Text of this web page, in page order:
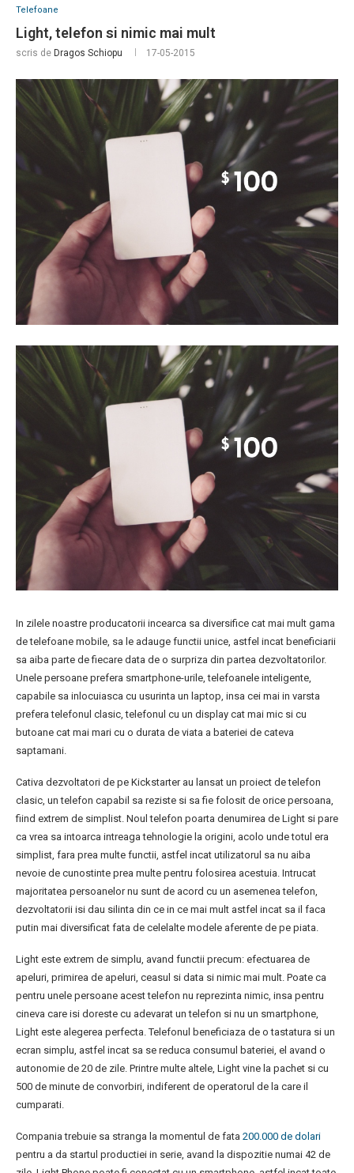
Telefoane
Light, telefon si nimic mai mult
scris de Dragos Schiopu 17-05-2015
In zilele noastre producatorii incearca sa diversifice cat mai mult gama
de telefoane mobile, sa le adauge functii unice, astfel incat beneficiarii
sa aiba parte de fiecare data de o surpriza din partea dezvoltatorilor.
Unele persoane prefera smartphone-urile, telefoanele inteligente,
capabile sa inlocuiasca cu usurinta un laptop, insa cei mai in varsta
prefera telefonul clasic, telefonul cu un display cat mai mic si cu
butoane cat mai mari cu o durata de viata a bateriei de cateva
saptamani.
Cativa dezvoltatori de pe Kickstarter au lansat un proiect de telefon
clasic, un telefon capabil sa reziste si sa fie folosit de orice persoana,
fiind extrem de simplist. Noul telefon poarta denumirea de Light si pare
ca vrea sa intoarca intreaga tehnologie la origini, acolo unde totul era
simplist, fara prea multe functii, astfel incat utilizatorul sa nu aiba
nevoie de cunostinte prea multe pentru folosirea acestuia. Intrucat
majoritatea persoanelor nu sunt de acord cu un asemenea telefon,
dezvoltatorii isi dau silinta din ce in ce mai mult astfel incat sa il faca
putin mai diversificat fata de celelalte modele aferente de pe piata.
Light este extrem de simplu, avand functii precum: efectuarea de
apeluri, primirea de apeluri, ceasul si data si nimic mai mult. Poate ca
pentru unele persoane acest telefon nu reprezinta nimic, insa pentru
cineva care isi doreste cu adevarat un telefon si nu un smartphone,
Light este alegerea perfecta. Telefonul beneficiaza de o tastatura si un
ecran simplu, astfel incat sa se reduca consumul bateriei, el avand o
autonomie de 20 de zile. Printre multe altele, Light vine la pachet si cu
500 de minute de convorbiri, indiferent de operatorul de la care il
cumparati.
Compania trebuie sa stranga la momentul de fata 200.000 de dolari
pentru a da startul productiei in serie, avand la dispozitie numai 42 de